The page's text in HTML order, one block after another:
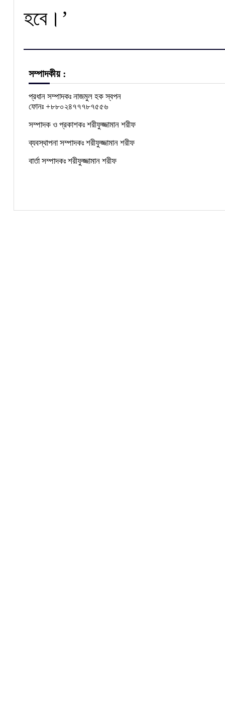
হবে।’
সম্পাদকীয় :
প্রধান সম্পাদকঃ নাজমুল হক স্বপন
ফোনঃ +৮৮০২৪৭৭৭৮৭৫৫৬
সম্পাদক ও প্রকাশকঃ শরীফুজ্জামান শরীফ
ব্যবস্থাপনা সম্পাদকঃ শরীফুজ্জামান শরীফ
বার্তা সম্পাদকঃ শরীফুজ্জামান শরীফ